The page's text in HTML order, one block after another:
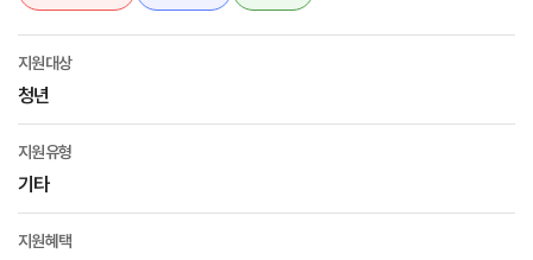
지원대상
청년
지원유형
기타
지원혜택